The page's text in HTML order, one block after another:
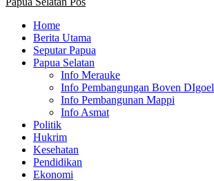
Home
Berita Utama
Seputar Papua
Papua Selatan
Info Merauke
Info Pembangungan Boven DIgoel
Info Pembangunan Mappi
Info Asmat
Politik
Hukrim
Kesehatan
Pendidikan
Ekonomi